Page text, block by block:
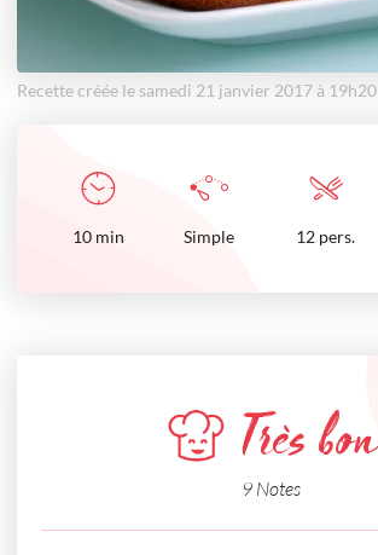
Recette créée le samedi 21 janvier 2017 à 19h20
10 min Simple 12 pers.
Très bon
9 Notes